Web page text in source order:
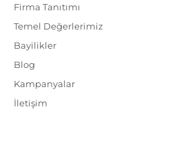
Firma Tanıtımı
Temel Değerlerimiz
Bayilikler
Blog
Kampanyalar
İletişim